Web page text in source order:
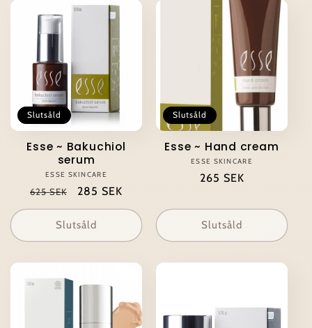
Slutsåld
Esse ~ Bakuchiol
serum
Säljare:
ESSE SKINCARE
Ordinarie
pris
625 SEK Försäljningspris
285 SEK
Slutsåld
Slutsåld
Esse ~ Hand cream
Säljare:
ESSE SKINCARE
Ordinarie
265 SEK
Slutsåld